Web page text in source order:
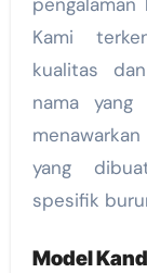
Kami
kualitas
nama yang
yang
spesifik
Model